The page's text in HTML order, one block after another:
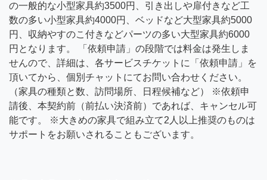
の一般的な小型家具約3500円、引き出しや扉付きなど工
数の多い小型家具約4000円、ベッドなど大型家具約5000
円、収納やすのこ付きなどパーツの多い大型家具約6000
円となります。 「依頼申請」の段階では料金は発生しま
せんので、詳細は、各サービスチケットに「依頼申請」を
頂いてから、個別チャットにてお問い合わせください。
（家具の種類と数、訪問場所、日程候補など） ※依頼申
請後、本契約前（前払い決済前）であれば、キャンセル可
能です。 ※大きめの家具で組み立て2人以上推奨のものは
サポートをお願いされることもございます。